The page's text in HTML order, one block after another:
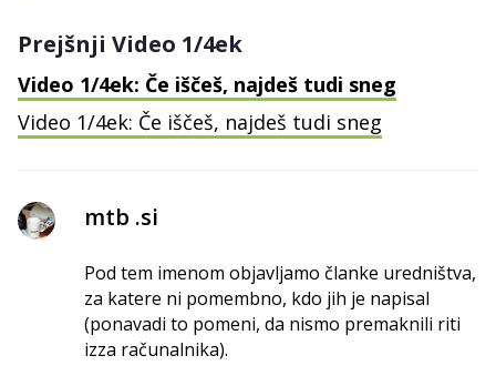
Prejšnji Video 1/4ek
Video 1/4ek: Če iščeš, najdeš tudi sneg
Video 1/4ek: Če iščeš, najdeš tudi sneg
mtb .si
Pod tem imenom objavljamo članke uredništva,
za katere ni pomembno, kdo jih je napisal
(ponavadi to pomeni, da nismo premaknili riti
izza računalnika).